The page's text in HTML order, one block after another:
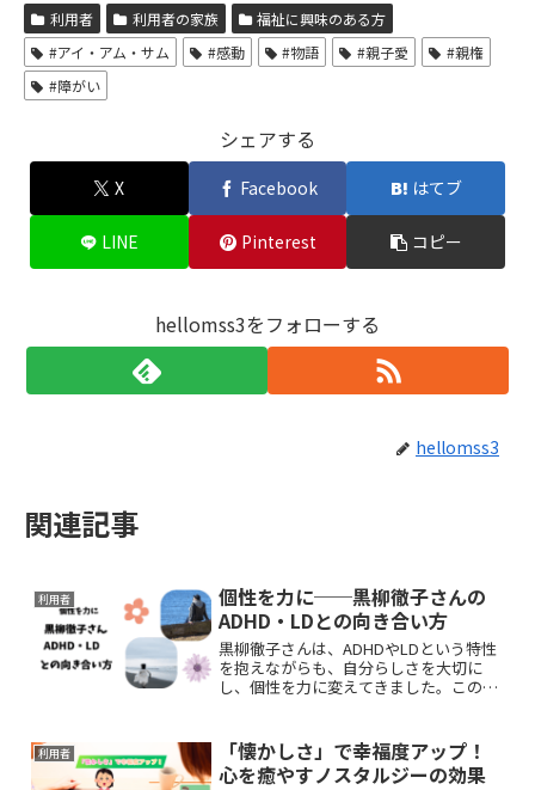
利用者 利用者の家族
福祉に興味のある方
#アイ・アム・サム
#感動 #物語 #親子愛
#親権
#障がい
シェアする
X Facebook はてブ
LINE Pinterest コピー
hellomss3をフォローする
hellomss3
関連記事
利用者
個性を力に──黒柳徹子さんの
ADHD・LDとの向き合い方
黒柳徹子さんは、ADHDやLDという特性
を抱えながらも、自分らしさを大切に
し、個性を力に変えてきました。この記
会の大切さについてやさしくご紹介しま
す。
利用者
「懐かしさ」で幸福度アップ！
心を癒やすノスタルジーの効果